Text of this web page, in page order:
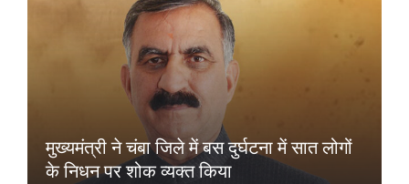
मुख्यमंत्री ने चंबा जिले में बस दुर्घटना में सात लोगों
के निधन पर शोक व्यक्त किया